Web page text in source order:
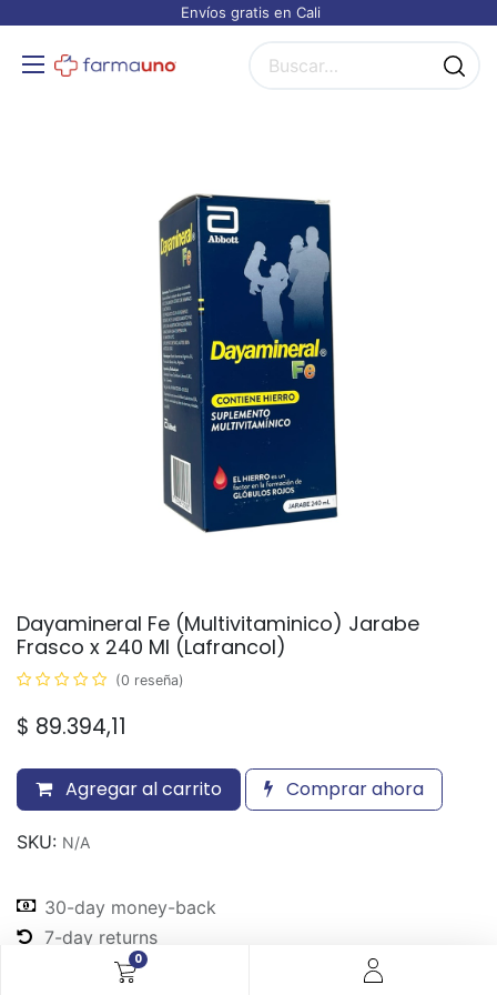
0
Envíos gratis en Cali
Dayamineral Fe (Multivitaminico) Jarabe
Frasco x 240 Ml (Lafrancol)
(0 reseña)
$ 89.394,11
Agregar al carrito Comprar ahora
SKU: N/A
30-day money-back
7-day returns
Shipping: 2-3 Days